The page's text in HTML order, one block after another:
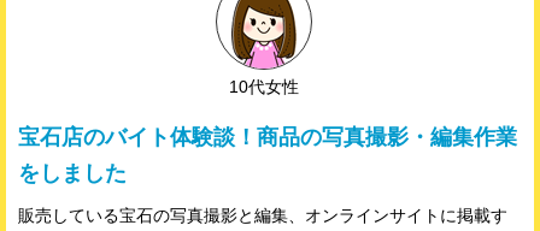
10代女性
宝石店のバイト体験談！商品の写真撮影・編集作業
をしました
販売している宝石の写真撮影と編集、オンラインサイトに掲載す